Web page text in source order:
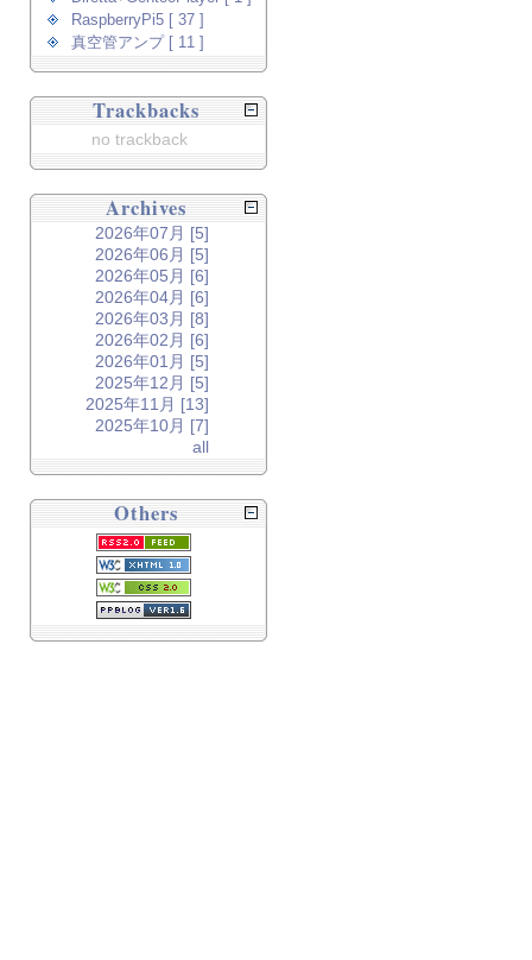
RaspberryPi5 [ 37 ]
真空管アンプ [ 11 ]
Trackbacks
no trackback
Archives
2026年07月 [5]
2026年06月 [5]
2026年05月 [6]
2026年04月 [6]
2026年03月 [8]
2026年02月 [6]
2026年01月 [5]
2025年12月 [5]
2025年11月 [13]
2025年10月 [7]
all
Others